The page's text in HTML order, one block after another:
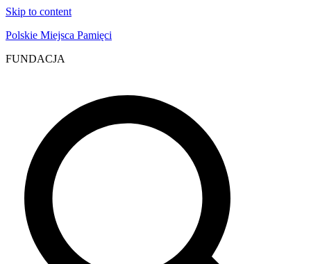
Skip to content
Polskie Miejsca Pamięci
FUNDACJA